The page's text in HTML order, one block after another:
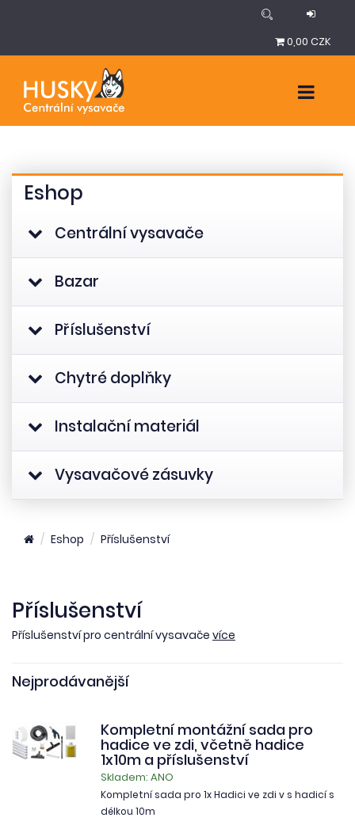
0,00 CZK
Eshop
Centrální vysavače
Bazar
Příslušenství
Chytré doplňky
Instalační materiál
Vysavačové zásuvky
Eshop Příslušenství
Příslušenství
Příslušenství pro centrální vysavače více
Nejprodávanější
Kompletní montážní sada pro
hadice ve zdi, včetně hadice
1x10m a příslušenství
Skladem: ANO
Kompletní sada pro 1x Hadici ve zdi v s hadicí s
délkou 10m